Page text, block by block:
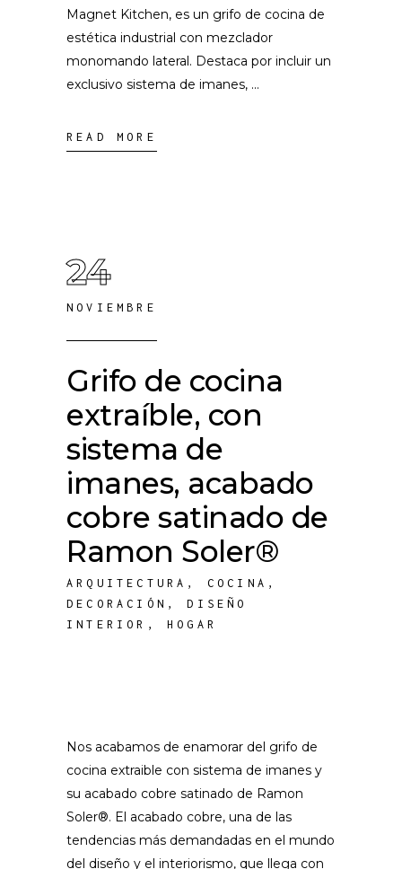
Magnet Kitchen, es un grifo de cocina de
estética industrial con mezclador
monomando lateral. Destaca por incluir un
exclusivo sistema de imanes,
READ MORE
24
NOVIEMBRE
Grifo de cocina
extraíble, con
sistema de
imanes, acabado
cobre satinado de
Ramon Soler®
ARQUITECTURA , COCINA ,
DECORACIÓN ,DISEÑO
INTERIOR ,HOGAR
Nos acabamos de enamorar del grifo de
cocina extraible con sistema de imanes y
su acabado cobre satinado de Ramon
Soler®. El acabado cobre, una de las
tendencias más demandadas en el mundo
del diseño y el interiorismo, que llega con